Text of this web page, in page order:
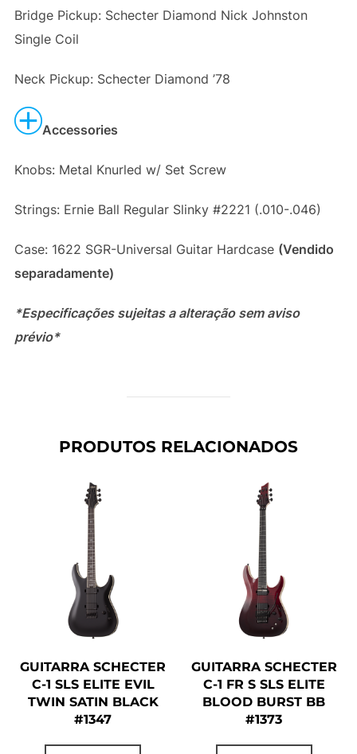
Bridge Pickup: Schecter Diamond Nick Johnston
Single Coil
Neck Pickup: Schecter Diamond ’78
Accessories
Knobs: Metal Knurled w/ Set Screw
Strings: Ernie Ball Regular Slinky #2221 (.010-.046)
Case: 1622 SGR-Universal Guitar Hardcase (Vendido
separadamente)
*Especificações sujeitas a alteração sem aviso
prévio*
PRODUTOS RELACIONADOS
GUITARRA SCHECTER
C-1 SLS ELITE EVIL
TWIN SATIN BLACK
#1347
GUITARRA SCHECTER
C-1 FR S SLS ELITE
BLOOD BURST BB
#1373